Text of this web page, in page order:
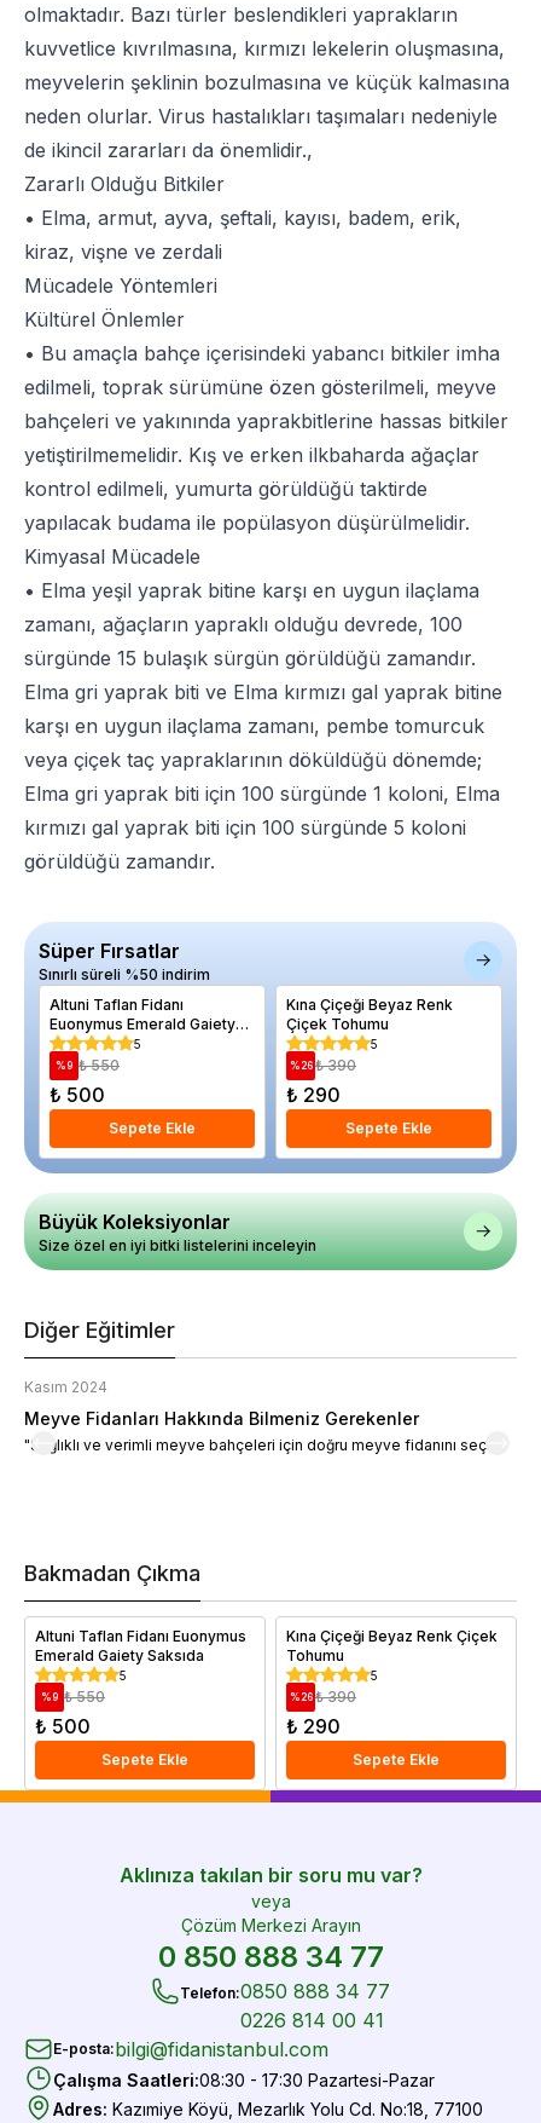
olmaktadır. Bazı türler beslendikleri yaprakların
kuvvetlice kıvrılmasına, kırmızı lekelerin oluşmasına,
meyvelerin şeklinin bozulmasına ve küçük kalmasına
neden olurlar. Virus hastalıkları taşımaları nedeniyle
de ikincil zararları da önemlidir.,
Zararlı Olduğu Bitkiler
• Elma, armut, ayva, şeftali, kayısı, badem, erik,
kiraz, vişne ve zerdali
Mücadele Yöntemleri
Kültürel Önlemler
• Bu amaçla bahçe içerisindeki yabancı bitkiler imha
edilmeli, toprak sürümüne özen gösterilmeli, meyve
bahçeleri ve yakınında yaprakbitlerine hassas bitkiler
yetiştirilmemelidir. Kış ve erken ilkbaharda ağaçlar
kontrol edilmeli, yumurta görüldüğü taktirde
yapılacak budama ile popülasyon düşürülmelidir.
Kimyasal Mücadele
• Elma yeşil yaprak bitine karşı en uygun ilaçlama
zamanı, ağaçların yapraklı olduğu devrede, 100
sürgünde 15 bulaşık sürgün görüldüğü zamandır.
Elma gri yaprak biti ve Elma kırmızı gal yaprak bitine
karşı en uygun ilaçlama zamanı, pembe tomurcuk
veya çiçek taç yapraklarının döküldüğü dönemde;
Elma gri yaprak biti için 100 sürgünde 1 koloni, Elma
kırmızı gal yaprak biti için 100 sürgünde 5 koloni
görüldüğü zamandır.
Süper Fırsatlar
Sınırlı süreli %50 indirim
Altuni Taflan Fidanı
Euonymus Emerald Gaiety
Saksıda
5
% 9 ₺ 550
₺ 500
Sepete Ekle
Kına Çiçeği Beyaz Renk
Çiçek Tohumu
5
% 26 ₺ 390
₺ 290
Sepete Ekle
Büyük Koleksiyonlar
Size özel en iyi bitki listelerini inceleyin
Diğer Eğitimler
Kasım 2024
Meyve Fidanları Hakkında Bilmeniz Gerekenler
"Sağlıklı ve verimli meyve bahçeleri için doğru meyve fidanını seçin."
Bakmadan Çıkma
Altuni Taflan Fidanı Euonymus
Emerald Gaiety Saksıda
5
% 9 ₺ 550
₺ 500
Sepete Ekle
Kına Çiçeği Beyaz Renk Çiçek
Tohumu
5
% 26 ₺ 390
₺ 290
Sepete Ekle
Aklınıza takılan bir soru mu var?
veya
Çözüm Merkezi Arayın
0 850 888 34 77
Telefon:0850 888 34 77
0226 814 00 41
E-posta:bilgi@fidanistanbul.com
Çalışma Saatleri:08:30 - 17:30 Pazartesi-Pazar
Adres: Kazımiye Köyü, Mezarlık Yolu Cd. No:18, 77100